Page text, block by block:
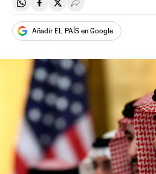
Compartir en Whatsapp
Compartir en Facebook
Compartir en Twitter
Desplegar Redes
Añadir EL PAÍS en Google